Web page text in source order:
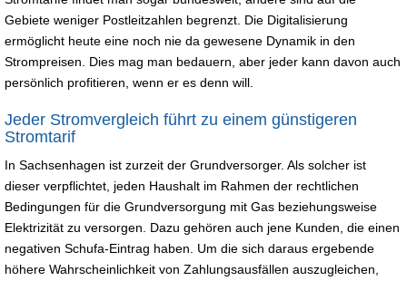
Gebiete weniger Postleitzahlen begrenzt. Die Digitalisierung
ermöglicht heute eine noch nie da gewesene Dynamik in den
Strompreisen. Dies mag man bedauern, aber jeder kann davon auch
persönlich profitieren, wenn er es denn will.
Jeder Stromvergleich führt zu einem günstigeren
Stromtarif
In Sachsenhagen ist zurzeit der Grundversorger. Als solcher ist
dieser verpflichtet, jeden Haushalt im Rahmen der rechtlichen
Bedingungen für die Grundversorgung mit Gas beziehungsweise
Elektrizität zu versorgen. Dazu gehören auch jene Kunden, die einen
negativen Schufa-Eintrag haben. Um die sich daraus ergebende
höhere Wahrscheinlichkeit von Zahlungsausfällen auszugleichen,